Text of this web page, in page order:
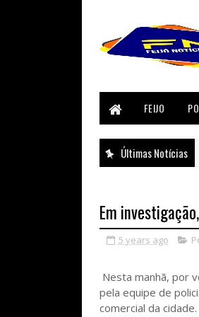
FEIJO
Últimas Notícias
Em
5 years ago
Nesta manhã, por
pela equipe de
comercial da cidade.